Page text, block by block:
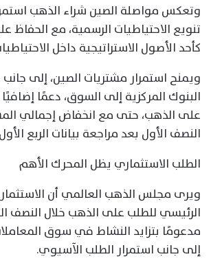
وتعكس مواصلة الصين شراء الذهب
تنويع الاحتياطيات الرسمية، مع الحفاظ
كأحد الأصول الاستراتيجية داخل
ويمنح استمرار مشتريات الصين، إلى
البنوك المركزية إلى السوق، دعمًا
على الذهب، حتى مع انخفاض إجمالي
النصف الأول بعد مراجعة بيانات الربع
الطلب الاستثماري يظل المحرك الأهم
ويرى مجلس الذهب العالمي أن
مدعومًا بتزايد النشاط في سوق
إلى جانب استمرار الطلب الآسيوي.